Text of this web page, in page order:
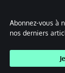
Abonnez-vous à
nos derniers